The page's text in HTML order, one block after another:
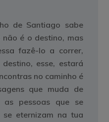
de Santiago sabe
é o destino, mas
fazê-lo a correr,
esse, estará
no caminho é
que muda de
as pessoas que se
eternizam na tua